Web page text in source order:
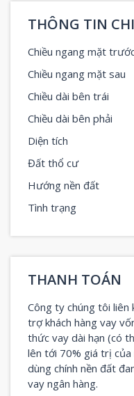
THÔNG TIN
Chiều ngang mặt
Chiều ngang mặt sau
Chiều dài bên trái
Chiều dài bên phải
Diện tích
Đất thổ cư
Hướng nền đất
Tình trạng
THANH TOÁN
Công ty chúng tôi liên
trợ khách hàng vay
thức vay dài hạn (có
lên tới 70% giá trị của
dùng chính nền đất
vay ngân hàng.